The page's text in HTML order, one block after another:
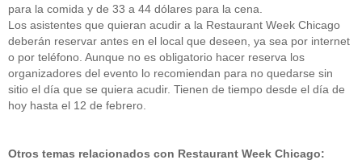
para la comida y de 33 a 44 dólares para la cena.
Los asistentes que quieran acudir a la Restaurant Week Chicago
deberán reservar antes en el local que deseen, ya sea por internet
o por teléfono. Aunque no es obligatorio hacer reserva los
organizadores del evento lo recomiendan para no quedarse sin
sitio el día que se quiera acudir. Tienen de tiempo desde el día de
hoy hasta el 12 de febrero.
Otros temas relacionados con Restaurant Week Chicago: